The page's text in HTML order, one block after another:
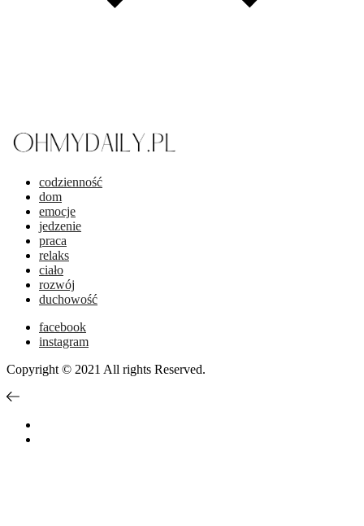
codzienność
dom
emocje
jedzenie
praca
relaks
ciało
rozwój
duchowość
facebook
instagram
Copyright © 2021 All rights Reserved.